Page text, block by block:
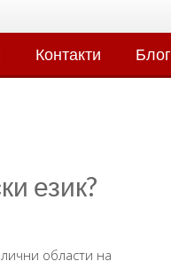
Контакти Блог
език?
области на